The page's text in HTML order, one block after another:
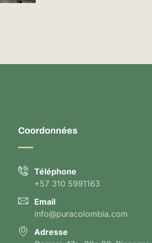
Coordonnées
Téléphone
+57 310 5991163
Email
info@puracolombia.com
Adresse